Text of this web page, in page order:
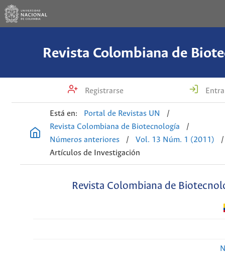
Revista Colombiana de
Registrarse
Está en: Portal de Revistas UN
/
Revista Colombiana de Biotecnología
/
Números anteriores
/ Vol. 13 Núm. 1 (2011)
/
Artículos de Investigación
Revista Colombiana de